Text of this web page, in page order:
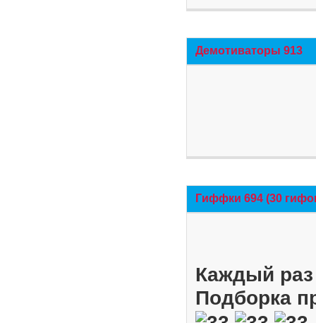
Демотиваторы 913
Гиффки 694 (30
Каждый
Подборка